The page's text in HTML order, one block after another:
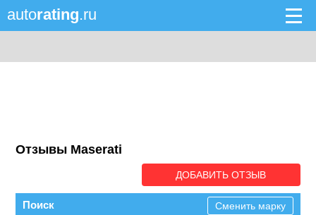
autorating.ru
Отзывы Maserati
ДОБАВИТЬ ОТЗЫВ
Поиск Сменить марку